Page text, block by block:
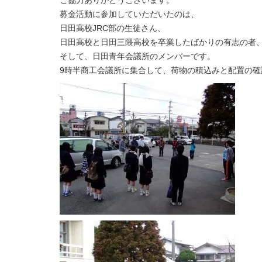
募金活動に参加していただいたのは、
日田高校JRC部の生徒さん、
日田高校と日田三隈高校を卒業したばかりの有志の者
そして、日田青年会議所のメンバーです。
9時半商工会議所に集合して、荷物の積込みと配置の